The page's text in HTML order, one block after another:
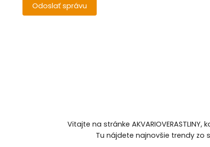
Vitajte na stránke
Tu nájdete najnovšie trendy zo